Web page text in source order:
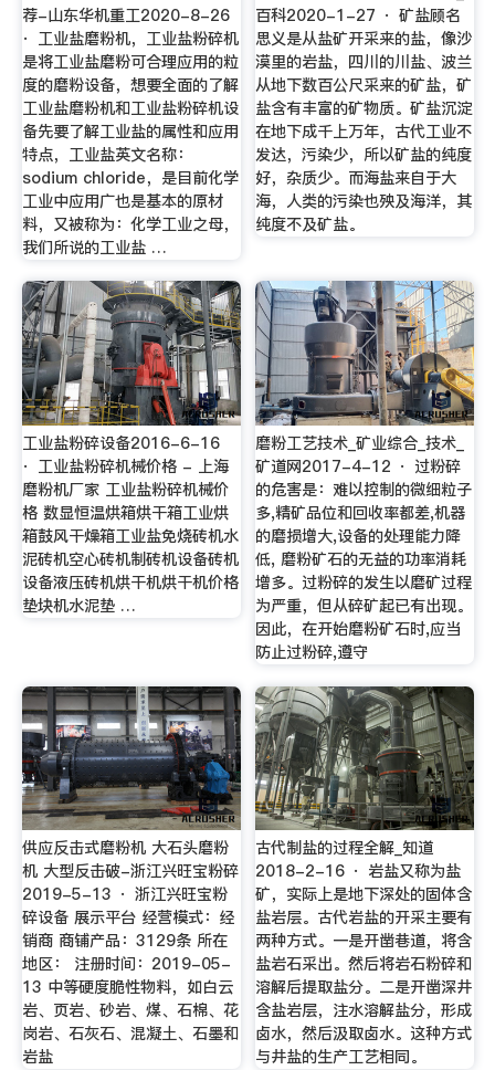
荐-山东华机重工2020-8-26
· 工业盐磨粉机，工业盐粉碎机
是将工业盐磨粉可合理应用的粒
度的磨粉设备，想要全面的了解
工业盐磨粉机和工业盐粉碎机设
备先要了解工业盐的属性和应用
特点，工业盐英文名称：
sodium chloride，是目前化学
工业中应用广也是基本的原材
料，又被称为：化学工业之母，
我们所说的工业盐 …
百科2020-1-27 · 矿盐顾名
思义是从盐矿开采来的盐，像沙
漠里的岩盐，四川的川盐、波兰
从地下数百公尺采来的矿盐，矿
盐含有丰富的矿物质。矿盐沉淀
在地下成千上万年，古代工业不
发达，污染少，所以矿盐的纯度
好，杂质少。而海盐来自于大
海，人类的污染也殃及海洋，其
纯度不及矿盐。
工业盐粉碎设备2016-6-16
· 工业盐粉碎机械价格 - 上海
磨粉机厂家 工业盐粉碎机械价
格 数显恒温烘箱烘干箱工业烘
箱鼓风干燥箱工业盐免烧砖机水
泥砖机空心砖机制砖机设备砖机
设备液压砖机烘干机烘干机价格
垫块机水泥垫 …
磨粉工艺技术_矿业综合_技术_
矿道网2017-4-12 · 过粉碎
的危害是：难以控制的微细粒子
多,精矿品位和回收率都差,机器
的磨损增大,设备的处理能力降
低, 磨粉矿石的无益的功率消耗
增多。过粉碎的发生以磨矿过程
为严重，但从碎矿起已有出现。
因此，在开始磨粉矿石时,应当
防止过粉碎,遵守
供应反击式磨粉机 大石头磨粉
机 大型反击破-浙江兴旺宝粉碎
2019-5-13 · 浙江兴旺宝粉
碎设备 展示平台 经营模式：经
销商 商铺产品：3129条 所在
地区： 注册时间：2019-05-
13 中等硬度脆性物料，如白云
岩、页岩、砂岩、煤、石棉、花
岗岩、石灰石、混凝土、石墨和
岩盐
古代制盐的过程全解_知道
2018-2-16 · 岩盐又称为盐
矿，实际上是地下深处的固体含
盐岩层。古代岩盐的开采主要有
两种方式。一是开凿巷道，将含
盐岩石采出。然后将岩石粉碎和
溶解后提取盐分。二是开凿深井
含盐岩层，注水溶解盐分，形成
卤水，然后汲取卤水。这种方式
与井盐的生产工艺相同。